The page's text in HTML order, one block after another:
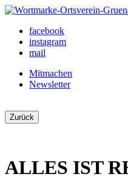
Skip
content
Ortsverein Grünau
Veranstaltungen und Angebote
facebook
instagram
mail
Mitmachen
Newsletter
Zurück
ALLES IST